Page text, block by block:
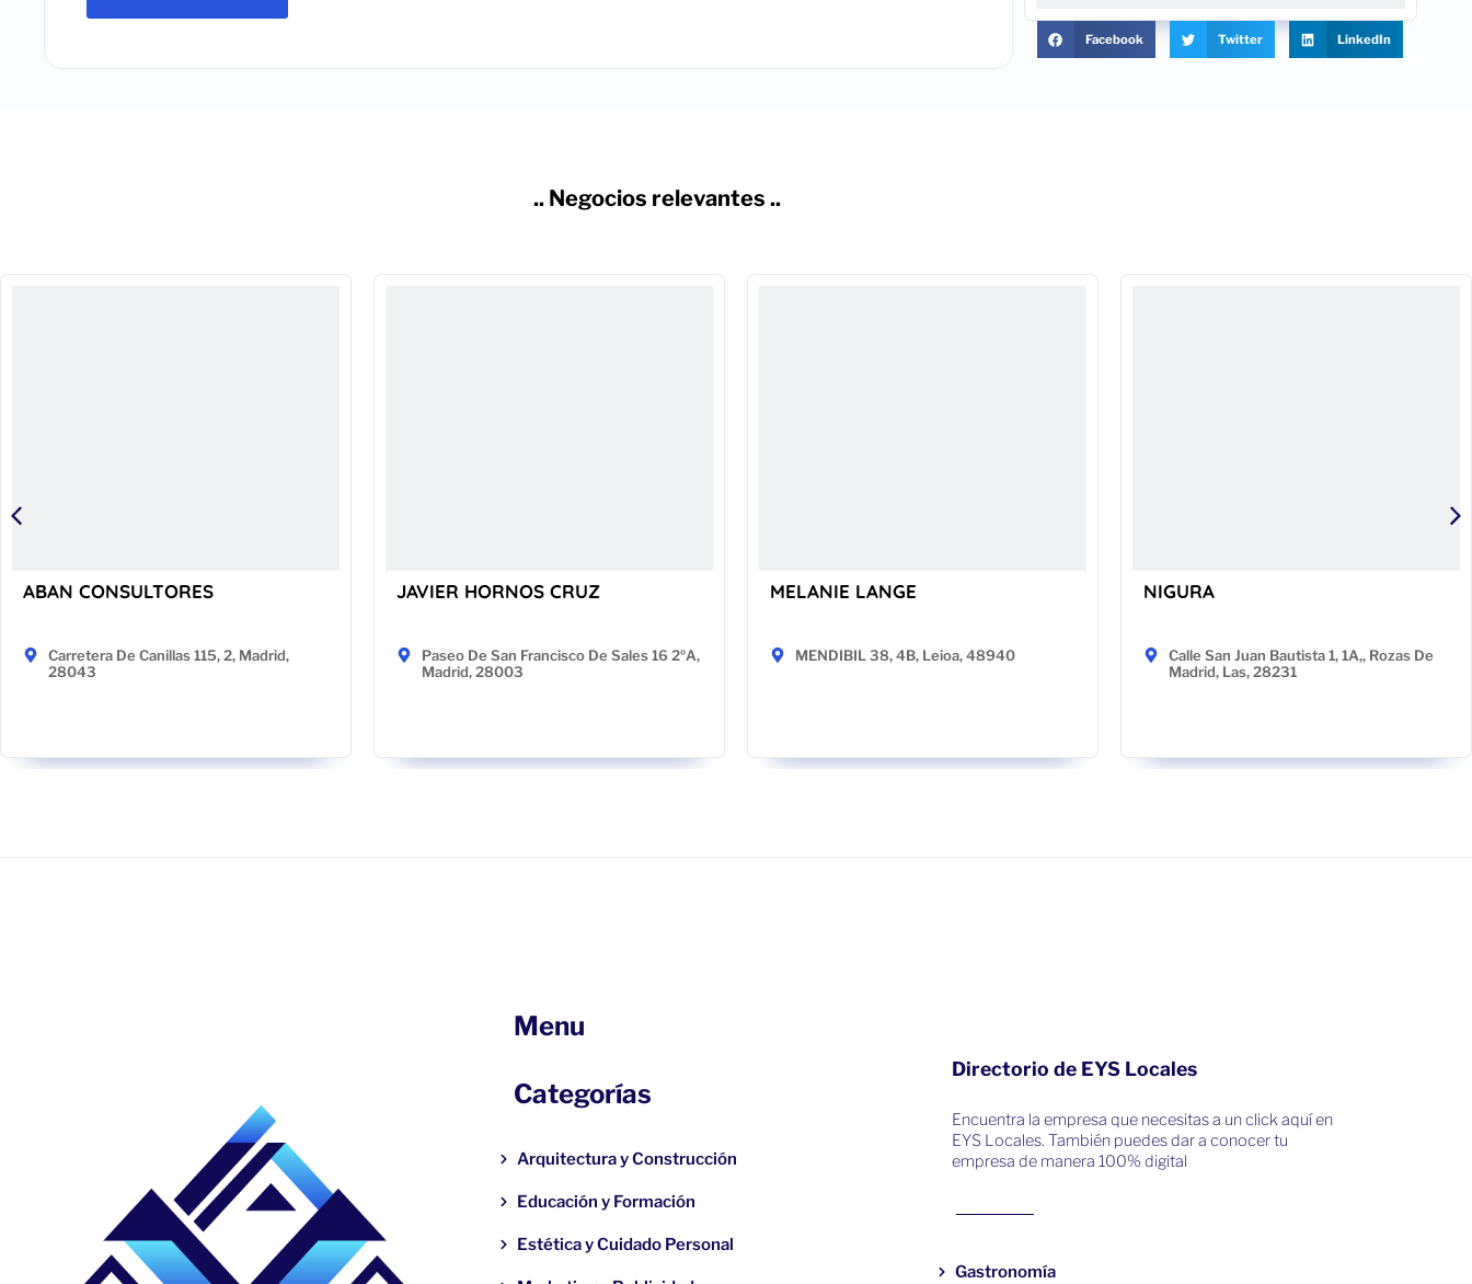
Facebook Twitter LinkedIn
.. Negocios relevantes ..
ABAN CONSULTORES
Carretera De Canillas 115, 2, Madrid,
28043
JAVIER HORNOS CRUZ
Paseo De San Francisco De Sales 16 2ºA,
Madrid, 28003
MELANIE LANGE
MENDIBIL 38, 4B, Leioa, 48940
NIGURA
Calle San Juan Bautista 1, 1A,, Rozas De
Madrid, Las, 28231
Menu
Categorías
Arquitectura y Construcción
Educación y Formación
Estética y Cuidado Personal
Directorio de EYS Locales
Encuentra la empresa que necesitas a un click aquí en
EYS Locales. También puedes dar a conocer tu
empresa de manera 100% digital
Gastronomía